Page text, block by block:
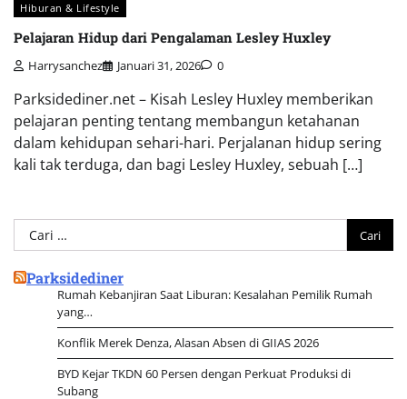
Hiburan & Lifestyle
Pelajaran Hidup dari Pengalaman Lesley Huxley
Harrysanchez Januari 31, 2026 0
Parksidediner.net – Kisah Lesley Huxley memberikan
pelajaran penting tentang membangun ketahanan
dalam kehidupan sehari-hari. Perjalanan hidup sering
kali tak terduga, dan bagi Lesley Huxley, sebuah […]
Cari
untuk:
Parksidediner
Rumah Kebanjiran Saat Liburan: Kesalahan Pemilik Rumah
yang…
Konflik Merek Denza, Alasan Absen di GIIAS 2026
BYD Kejar TKDN 60 Persen dengan Perkuat Produksi di
Subang